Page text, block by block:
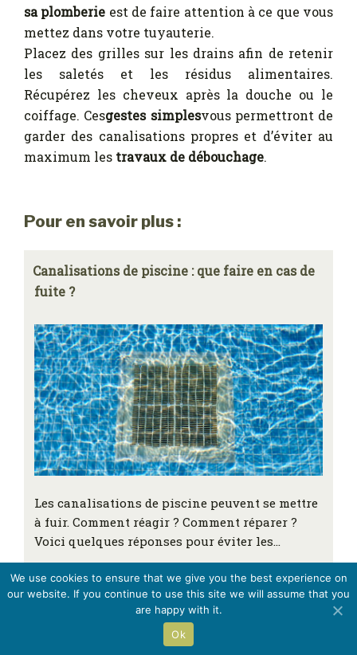
sa plomberie est de faire attention à ce que vous
mettez dans votre tuyauterie.
Placez des grilles sur les drains afin de retenir
les saletés et les résidus alimentaires.
Récupérez les cheveux après la douche ou le
coiffage. Cesgestes simplesvous permettront de
garder des canalisations propres et d’éviter au
maximum les travaux de débouchage.
Pour en savoir plus :
Canalisations de piscine : que faire en cas de
fuite ?
Les canalisations de piscine peuvent se mettre
à fuir. Comment réagir ? Comment réparer ?
Voici quelques réponses pour éviter les…
SOS plomberie-sanitaire :informations légales
We use cookies to ensure that we give you the best experience on
our website. If you continue to use this site we will assume that you
are happy with it.
Ok